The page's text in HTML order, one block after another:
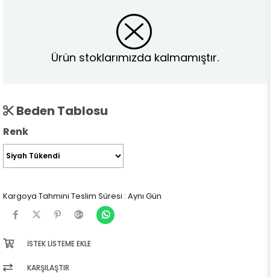
Ürün stoklarımızda kalmamıştır.
Beden Tablosu
Renk
Kargoya Tahmini Teslim Süresi : Aynı Gün
İSTEK LISTEME EKLE
KARŞILAŞTIR